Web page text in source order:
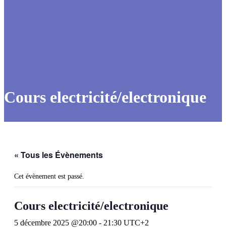
Cours electricité/electronique
« Tous les Évènements
Cet évènement est passé.
Cours electricité/electronique
5 décembre 2025 @20:00 - 21:30 UTC+2